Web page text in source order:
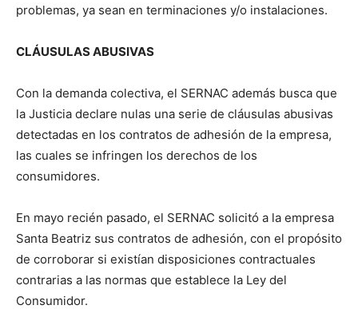
problemas, ya sean en terminaciones y/o instalaciones.
CLÁUSULAS ABUSIVAS
Con la demanda colectiva, el SERNAC además busca que
la Justicia declare nulas una serie de cláusulas abusivas
detectadas en los contratos de adhesión de la empresa,
las cuales se infringen los derechos de los
consumidores.
En mayo recién pasado, el SERNAC solicitó a la empresa
Santa Beatriz sus contratos de adhesión, con el propósito
de corroborar si existían disposiciones contractuales
contrarias a las normas que establece la Ley del
Consumidor.